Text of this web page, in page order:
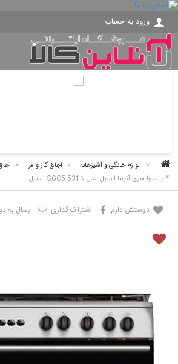
ورود به حساب
> لوازم خانگی و آشپزخانه > اجاق گاز و فر >
گاز اسنوا سری آترینا استیل مدل SGC5 531N استیل
دوستش دارم اشتراک گذاری ارسال به